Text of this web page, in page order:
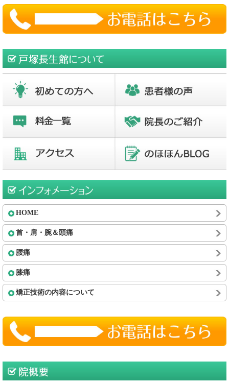
HOME
首・肩・腕＆頭痛
腰痛
膝痛
矯正技術の内容について